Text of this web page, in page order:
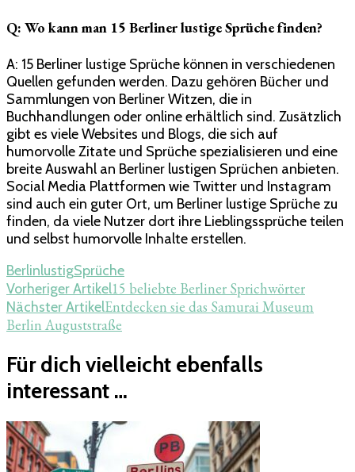
Q: Wo kann man 15 Berliner lustige Sprüche finden?
A: 15 Berliner lustige Sprüche können in verschiedenen
Quellen gefunden werden. Dazu gehören Bücher und
Sammlungen von Berliner Witzen, die in
Buchhandlungen oder online erhältlich sind. Zusätzlich
gibt es viele Websites und Blogs, die sich auf
humorvolle Zitate und Sprüche spezialisieren und eine
breite Auswahl an Berliner lustigen Sprüchen anbieten.
Social Media Plattformen wie Twitter und Instagram
sind auch ein guter Ort, um Berliner lustige Sprüche zu
finden, da viele Nutzer dort ihre Lieblingssprüche teilen
und selbst humorvolle Inhalte erstellen.
BerlinlustigSprüche
Beitragsnavigation
Vorheriger Artikel15 beliebte Berliner Sprichwörter
Nächster ArtikelEntdecken sie das Samurai Museum
Berlin Auguststraße
Für dich vielleicht ebenfalls
interessant …